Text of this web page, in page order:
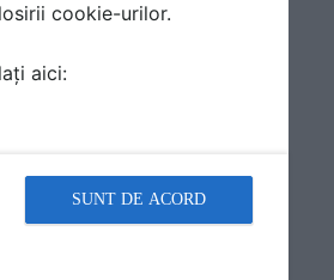
cookie-urilor.
aici:
SUNT DE ACORD